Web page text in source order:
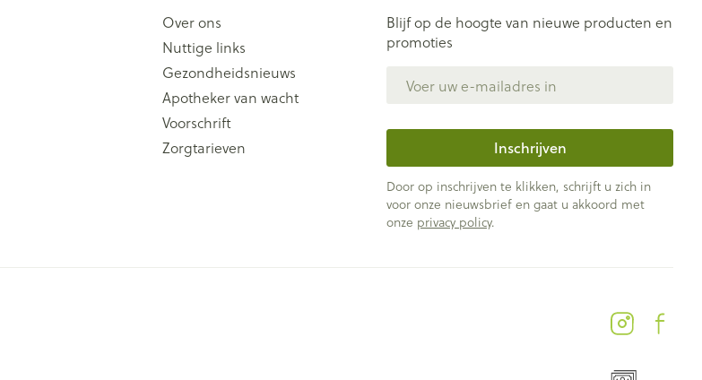
Over ons
Nuttige links
Gezondheidsnieuws
Apotheker van wacht
Voorschrift
Zorgtarieven
Blijf op de hoogte van nieuwe producten en
promoties
Inschrijven
Door op inschrijven te klikken, schrijft u zich in
voor onze nieuwsbrief en gaat u akkoord met
onze privacy policy.